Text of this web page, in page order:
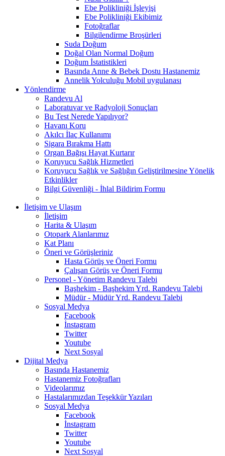
Ebe Polikliniği İşleyişi
Ebe Polikliniği Ekibimiz
Fotoğraflar
Bilgilendirme Broşürleri
Suda Doğum
Doğal Olan Normal Doğum
Doğum İstatistikleri
Basında Anne & Bebek Dostu Hastanemiz
Annelik Yolculuğu Mobil uygulanası
Yönlendirme
Randevu Al
Laboratuvar ve Radyoloji Sonuçları
Bu Test Nerede Yapılıyor?
Havanı Koru
Akılcı İlaç Kullanımı
Sigara Bırakma Hattı
Organ Bağışı Hayat Kurtarır
Koruyucu Sağlık Hizmetleri
Koruyucu Sağlık ve Sağlığın Geliştirilmesine Yönelik
Etkinlikler
Bilgi Güvenliği - İhlal Bildirim Formu
İletişim ve Ulaşım
İletişim
Harita & Ulaşım
Otopark Alanlarımız
Kat Planı
Öneri ve Görüşleriniz
Hasta Görüş ve Öneri Formu
Çalışan Görüş ve Öneri Formu
Personel - Yönetim Randevu Talebi
Başhekim - Başhekim Yrd. Randevu Talebi
Müdür - Müdür Yrd. Randevu Talebi
Sosyal Medya
Facebook
İnstagram
Twitter
Youtube
Next Sosyal
Dijital Medya
Basında Hastanemiz
Hastanemiz Fotoğrafları
Videolarımız
Hastalarımızdan Teşekkür Yazıları
Sosyal Medya
Facebook
İnstagram
Twitter
Youtube
Next Sosyal